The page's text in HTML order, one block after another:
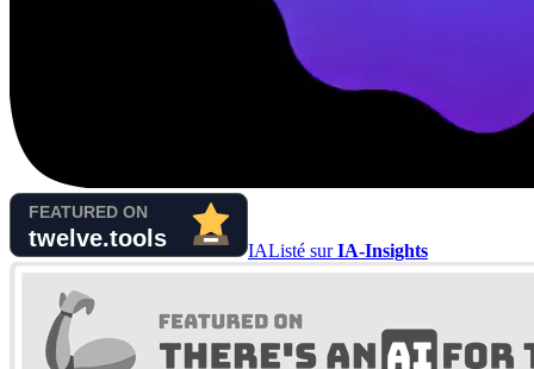
IAListé surIA-Insights